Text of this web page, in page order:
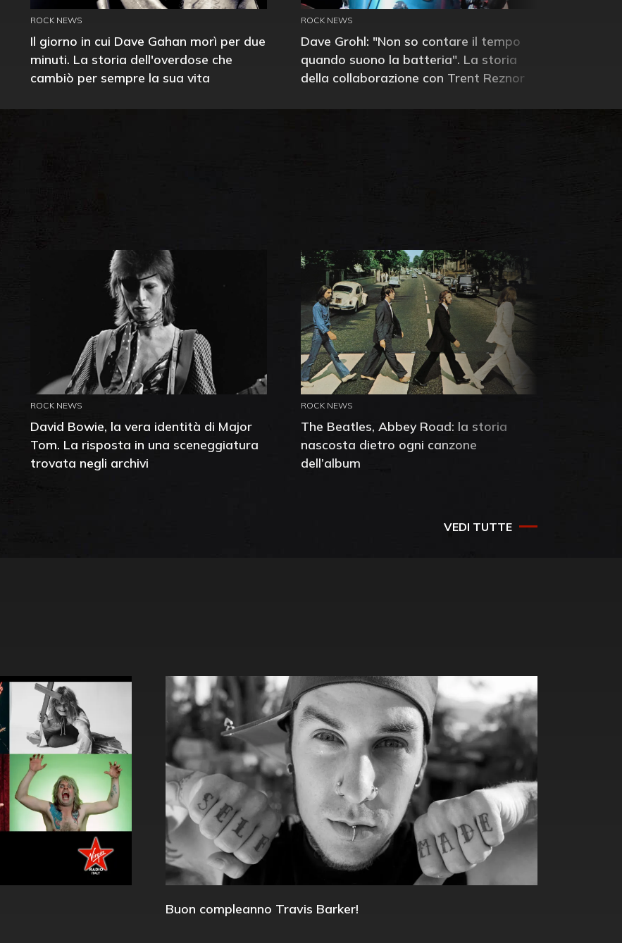
ROCK NEWS
Il giorno in cui Dave Gahan morì per due
minuti. La storia dell'overdose che
cambiò per sempre la sua vita
ROCK NEWS
Dave Grohl: "Non so contare il tempo
quando suono la batteria". La storia
della collaborazione con Trent Reznor
ROCK NEWS
David Bowie, la vera identità di Major
Tom. La risposta in una sceneggiatura
trovata negli archivi
ROCK NEWS
The Beatles, Abbey Road: la storia
nascosta dietro ogni canzone
dell’album
VEDI TUTTE
Buon compleanno Travis Barker!